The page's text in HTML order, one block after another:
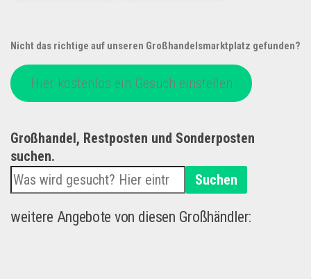
Nicht das richtige auf unseren Großhandelsmarktplatz gefunden?
Hier kostenlos ein Gesuch einstellen
Großhandel, Restposten und Sonderposten
suchen.
Suchen
weitere Angebote von diesen Großhändler: